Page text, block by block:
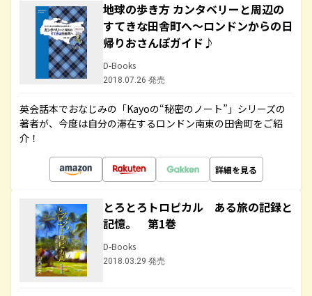
地球の歩き方 カンタベリーと周辺の
すてきな田舎町へ～ロンドンからの日
帰りおさんぽガイド♪
D-Books
2018.07.26 発売
英会話本でおなじみの「Kayoの“秘密のノート”」シリーズの
著者が、今度は自分の滞在するロンドン南東の田舎町をご紹
介！
詳細を見る
とろとろトロピカル ある旅の記録と
記憶。 第1巻
D-Books
2018.03.29 発売